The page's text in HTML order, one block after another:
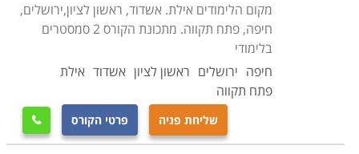
מקום הלימודים אילת. אשדוד, ראשון לציון,ירושלים,
חיפה, פתח תקווה. מתכונת הקורס 2 סמסטרים
בלימודי
חיפה ירושלים ראשון לציון אשדוד אילת
פתח תקווה
שליחת פניה פרטי הקורס 